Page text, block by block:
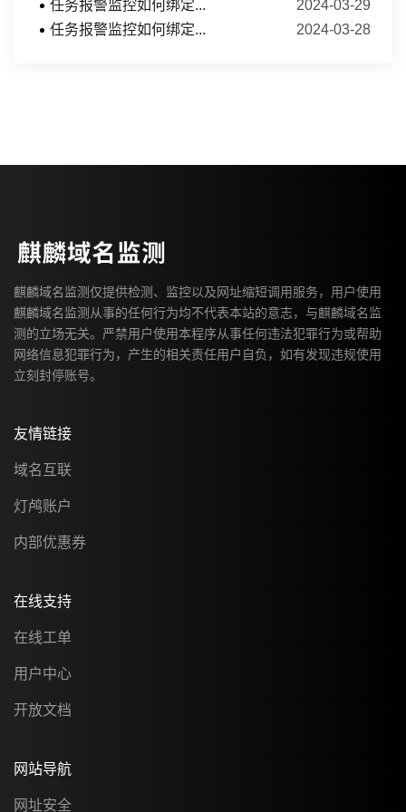
任务报警监控如何绑定...
2024-03-29
任务报警监控如何绑定...
2024-03-28
麒麟域名监测仅提供检测、监控以及网址缩短调用服务，用户使用
麒麟域名监测从事的任何行为均不代表本站的意志，与麒麟域名监
测的立场无关。严禁用户使用本程序从事任何违法犯罪行为或帮助
网络信息犯罪行为，产生的相关责任用户自负，如有发现违规使用
立刻封停账号。
友情链接
域名互联
灯鸬账户
内部优惠券
在线支持
在线工单
用户中心
开放文档
网站导航
网址安全